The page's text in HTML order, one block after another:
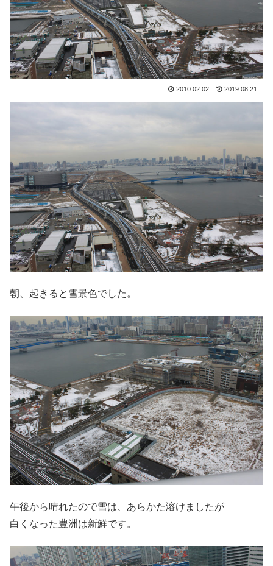
2010.02.02 2019.08.21
朝、起きると雪景色でした。
午後から晴れたので雪は、あらかた溶けましたが
白くなった豊洲は新鮮です。